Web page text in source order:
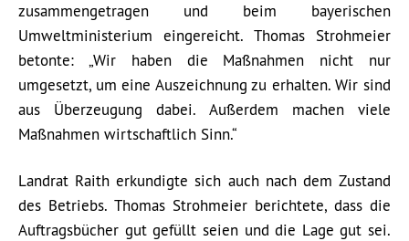
zusammengetragen und beim bayerischen
Umweltministerium eingereicht. Thomas Strohmeier
betonte: „Wir haben die Maßnahmen nicht nur
umgesetzt, um eine Auszeichnung zu erhalten. Wir sind
aus Überzeugung dabei. Außerdem machen viele
Maßnahmen wirtschaftlich Sinn.“
Landrat Raith erkundigte sich auch nach dem Zustand
des Betriebs. Thomas Strohmeier berichtete, dass die
Auftragsbücher gut gefüllt seien und die Lage gut sei.